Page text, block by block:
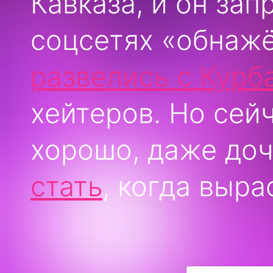
соцсетях
развелись с
хейтеров. Но
хорошо, даже
стать, когда